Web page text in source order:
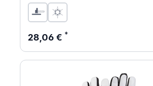
Regulärer Preis:
28,06 €